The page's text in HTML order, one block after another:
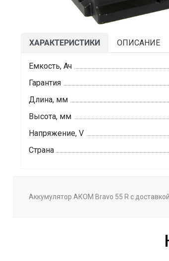
ХАРАКТЕРИСТИКИ ОПИСАНИЕ
Емкость, Ач
Гарантия
Длина, мм
Высота, мм
Напряжение, V
Страна
Аккумулятор АКОМ Bravo 55 R с